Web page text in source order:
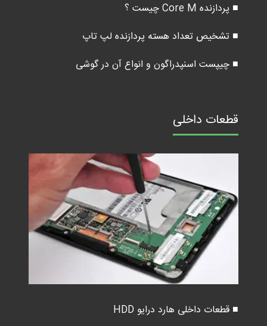
■ پردازنده Core M چیست ؟
■ تشخیص تعداد هسته پردازنده لپ تاپ
■ چیپست اسنپدراگون و انواع آن در گوشی
قطعات داخلی
■ قطعات داخلی هارد درایو HDD